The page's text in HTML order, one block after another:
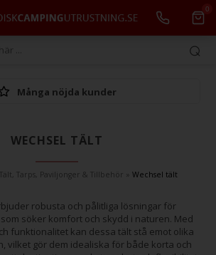
0
Många nöjda kunder
WECHSEL TÄLT
Tält, Tarps, Paviljonger & Tillbehör »Wechsel tält
robusta och pålitliga lösningar för
söker komfort och skydd i naturen. Med
funktionalitet kan dessa tält stå emot olika
vilket gör dem idealiska för både korta och